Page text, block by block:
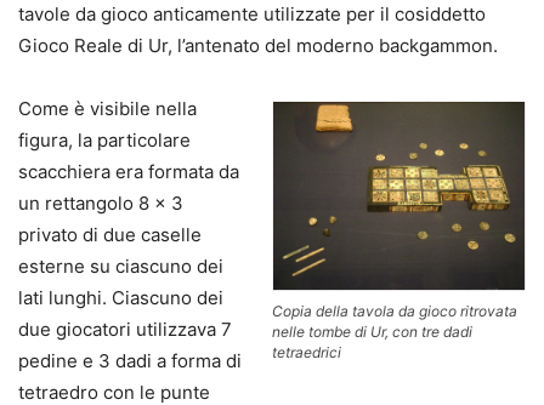
tavole da gioco anticamente utilizzate per il cosiddetto
Gioco Reale di Ur, l’antenato del moderno backgammon.
Copia della tavola da gioco ritrovata
nelle tombe di Ur, con tre dadi
tetraedrici
Come è visibile nella
figura, la particolare
scacchiera era formata da
un rettangolo 8 × 3
privato di due caselle
esterne su ciascuno dei
lati lunghi. Ciascuno dei
due giocatori utilizzava 7
pedine e 3 dadi a forma di
tetraedro con le punte